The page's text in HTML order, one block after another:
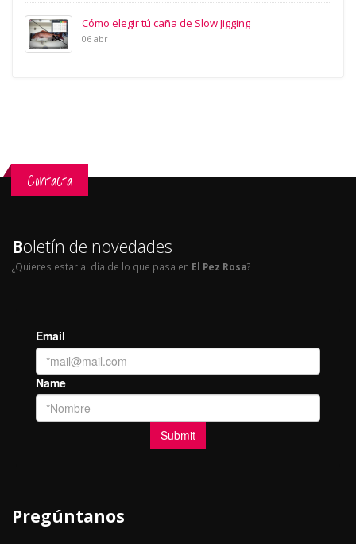
Cómo elegir tú caña de Slow Jigging
06 abr
Contacta
Boletín de novedades
¿Quieres estar al día de lo que pasa en El Pez Rosa?
Pregúntanos